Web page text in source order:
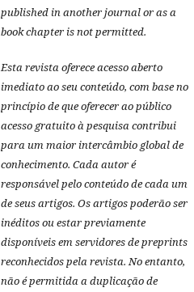
published in another journal or as a
book chapter is not permitted.
Esta revista oferece acesso aberto
imediato ao seu conteúdo, com base no
princípio de que oferecer ao público
acesso gratuito à pesquisa contribui
para um maior intercâmbio global de
conhecimento. Cada autor é
responsável pelo conteúdo de cada um
de seus artigos. Os artigos poderão ser
inéditos ou estar previamente
disponíveis em servidores de preprints
reconhecidos pela revista. No entanto,
não é permitida a duplicação de